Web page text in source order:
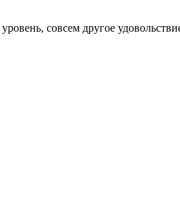
совсем другое